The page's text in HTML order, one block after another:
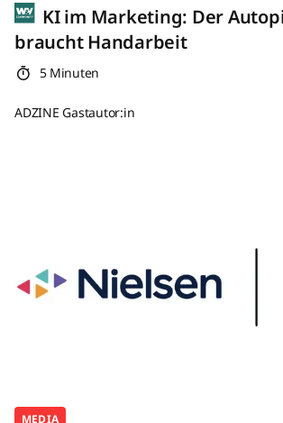
KI im Marketing: Der
braucht Handarbeit
5 Minuten
ADZINE Gastautor:in
MEDIA